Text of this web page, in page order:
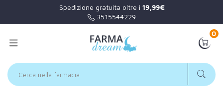
Spedizione gratuita oltre i 19,99€
3515544229
0